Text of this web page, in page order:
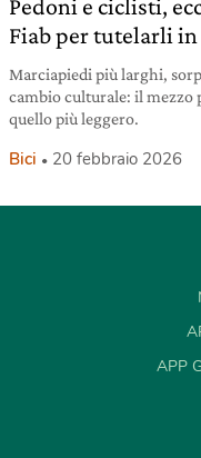
Pedoni e ciclisti,
Fiab per tutelarli
Marciapiedi più larghi,
cambio culturale: il mezzo
quello più leggero.
Bici 20 febbraio 2026
APP